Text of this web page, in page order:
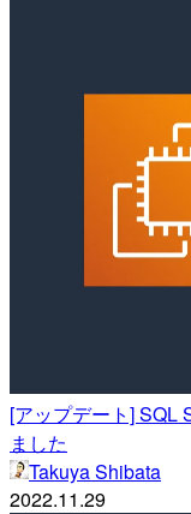
[アップデート] SQL
ました
Takuya Shibata
2022.11.29